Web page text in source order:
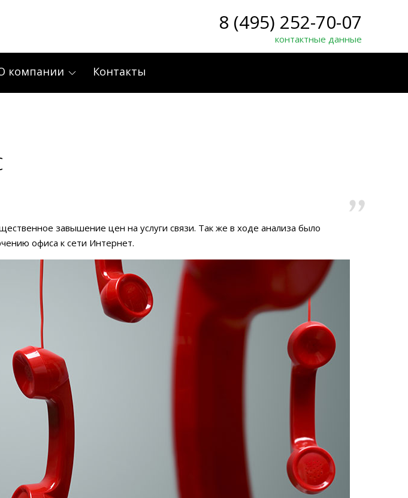
8 (495) 252-70-07
контактные данные
компании Контакты
завышение цен на услуги связи. Так же в ходе анализа было
офиса к сети Интернет.